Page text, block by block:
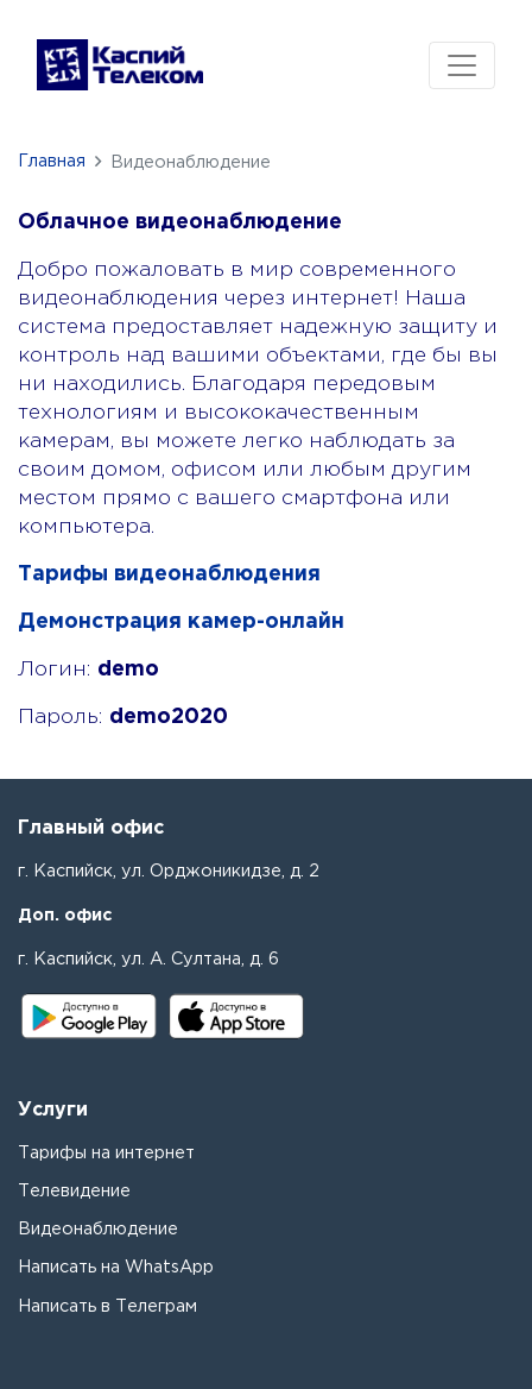
Главная Видеонаблюдение
Облачное видеонаблюдение
Добро пожаловать в мир современного
видеонаблюдения через интернет! Наша
система предоставляет надежную защиту и
контроль над вашими объектами, где бы вы
ни находились. Благодаря передовым
технологиям и высококачественным
камерам, вы можете легко наблюдать за
своим домом, офисом или любым другим
местом прямо с вашего смартфона или
компьютера.
Тарифы видеонаблюдения
Демонстрация камер-онлайн
Логин: demo
Пароль: demo2020
Главный офис
г. Каспийск, ул. Орджоникидзе, д. 2
Доп. офис
г. Каспийск, ул. А. Султана, д. 6
Услуги
Тарифы на интернет
Телевидение
Видеонаблюдение
Написать на WhatsApp
Написать в Телеграм